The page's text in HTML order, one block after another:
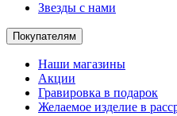
Звезды с нами
Покупателям
Наши магазины
Акции
Гравировка в подарок
Желаемое изделие в